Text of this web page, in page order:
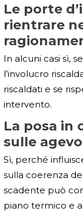
Le porte
rientrare
In alcuni casi sì,
l’involucro
riscaldati e se
intervento.
La posa in
sulle
Sì, perché
sulla coerenza
scadente può
piano termico e